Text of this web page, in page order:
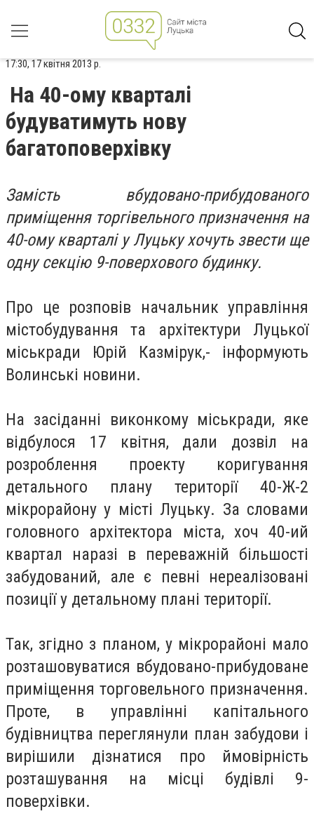
17:30, 17 квітня 2013 р.
На 40-ому кварталі
будуватимуть нову
багатоповерхівку
Замість вбудовано-прибудованого
приміщення торгівельного призначення на
40-ому кварталі у Луцьку хочуть звести ще
одну секцію 9-поверхового будинку.
Про це розповів начальник управління
містобудування та архітектури Луцької
міськради Юрій Казмірук,- інформують
Волинські новини.
На засіданні виконкому міськради, яке
відбулося 17 квітня, дали дозвіл на
розроблення проекту коригування
детального плану території 40-Ж-2
мікрорайону у місті Луцьку. За словами
головного архітектора міста, хоч 40-ий
квартал наразі в переважній більшості
забудований, але є певні нереалізовані
позиції у детальному плані території.
Так, згідно з планом, у мікрорайоні мало
розташовуватися вбудовано-прибудоване
приміщення торговельного призначення.
Проте, в управлінні капітального
будівництва переглянули план забудови і
вирішили дізнатися про ймовірність
розташування на місці будівлі 9-
поверхівки.